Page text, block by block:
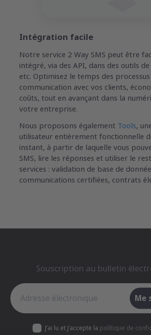
Intégration facile
Notre service 2 Way SMS peut être
intégré, via des API, dans des outils
etc. Optimisez le temps des
communication avec vos clients,
coûts, tout en avançant dans la
votre entreprise.
Nous proposons également Tools,
utilisateur entièrement fonctionnelle
instant, à partir de laquelle vous
SMS, lire les réponses et utiliser le
services : validation de base de
communications certifiées, contrats
Souscription au bulletin
Me
J’ai lu et j’accepte la polítique de